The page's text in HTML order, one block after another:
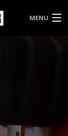
MENU